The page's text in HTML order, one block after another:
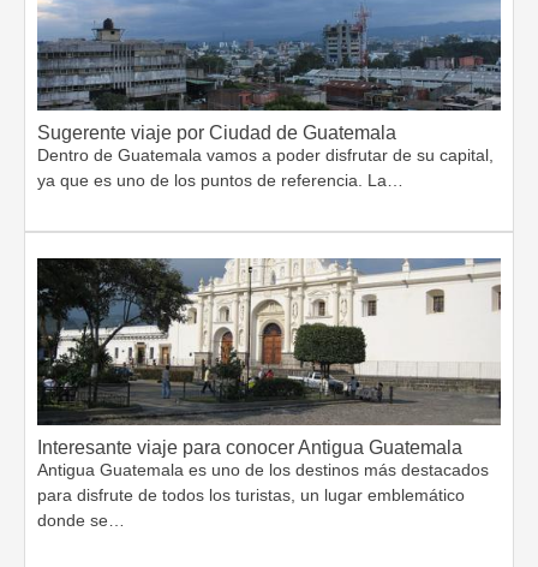
Sugerente viaje por Ciudad de Guatemala
Dentro de Guatemala vamos a poder disfrutar de su capital,
ya que es uno de los puntos de referencia. La…
Interesante viaje para conocer Antigua Guatemala
Antigua Guatemala es uno de los destinos más destacados
para disfrute de todos los turistas, un lugar emblemático
donde se…